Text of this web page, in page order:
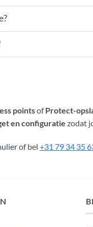
pointsofProtect-
en configuratie zodat
of bel +31 79 34 35